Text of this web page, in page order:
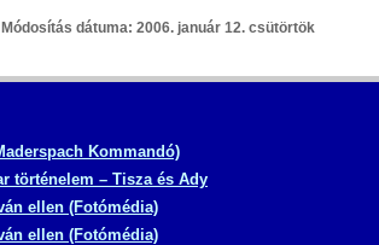
Módosítás dátuma: 2006. január 12. csütörtök
Kommandó)
történelem – Tisza és Ady
ellen (Fotómédia)
ellen (Fotómédia)